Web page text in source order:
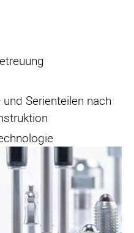
Serienteilen nach